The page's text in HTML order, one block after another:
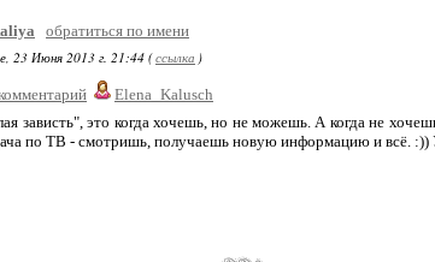
обратиться по имени
23 Июня 2013 г. 21:44 (ссылка )
Elena_Kalusch
зависть", это когда хочешь, но не можешь. А когда не
по ТВ - смотришь, получаешь новую информацию и всё.